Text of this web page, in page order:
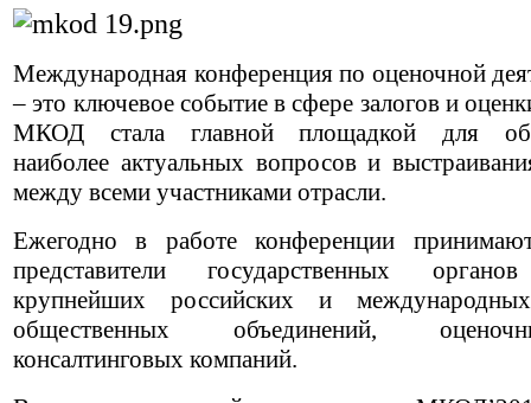
Международная конференция по оценочной
– это ключевое событие в сфере залогов и
МКОД стала главной площадкой для
наиболее актуальных вопросов и
между всеми участниками отрасли.
Ежегодно в работе конференции
представители государственных
крупнейших российских и
общественных объединений,
консалтинговых компаний.